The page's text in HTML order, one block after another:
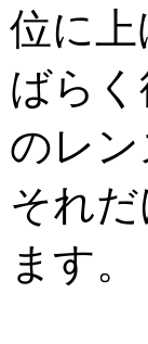
位に
ばら
のレ
それ
ます。